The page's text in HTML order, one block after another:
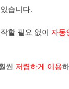
습니다.​
할 필요 없이 자동
씬 저렴하게 이용